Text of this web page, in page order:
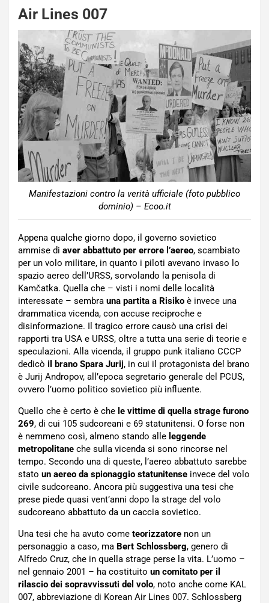
Air Lines 007
Manifestazioni contro la verità ufficiale (foto pubblico
dominio) – Ecoo.it
Appena qualche giorno dopo, il governo sovietico
ammise di aver abbattuto per errore l’aereo, scambiato
per un volo militare, in quanto i piloti avevano invaso lo
spazio aereo dell’URSS, sorvolando la penisola di
Kamčatka. Quella che – visti i nomi delle località
interessate – sembra una partita a Risiko è invece una
drammatica vicenda, con accuse reciproche e
disinformazione. Il tragico errore causò una crisi dei
rapporti tra USA e URSS, oltre a tutta una serie di teorie e
speculazioni. Alla vicenda, il gruppo punk italiano CCCP
dedicò il brano Spara Jurij, in cui il protagonista del brano
è Jurij Andropov, all’epoca segretario generale del PCUS,
ovvero l’uomo politico sovietico più influente.
Quello che è certo è che le vittime di quella strage furono
269, di cui 105 sudcoreani e 69 statunitensi. O forse non
è nemmeno così, almeno stando alle leggende
metropolitane che sulla vicenda si sono rincorse nel
tempo. Secondo una di queste, l’aereo abbattuto sarebbe
stato un aereo da spionaggio statunitense invece del volo
civile sudcoreano. Ancora più suggestiva una tesi che
prese piede quasi vent’anni dopo la strage del volo
sudcoreano abbattuto da un caccia sovietico.
Una tesi che ha avuto come teorizzatore non un
personaggio a caso, ma Bert Schlossberg, genero di
Alfredo Cruz, che in quella strage perse la vita. L’uomo –
nel gennaio 2001 – ha costituito un comitato per il
rilascio dei sopravvissuti del volo, noto anche come KAL
007, abbreviazione di Korean Air Lines 007. Schlossberg